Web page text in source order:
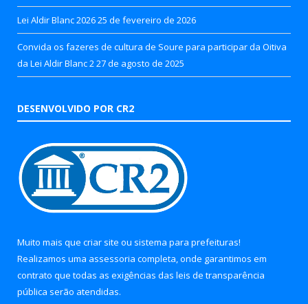
Lei Aldir Blanc 202625 de fevereiro de 2026
Convida os fazeres de cultura de Soure para participar da Oitiva
da Lei Aldir Blanc 2 27 de agosto de 2025
DESENVOLVIDO POR CR2
Muito mais que criar site ou sistema para prefeituras!
Realizamos uma assessoria completa, onde garantimos em
contrato que todas as exigências das leis de transparência
pública serão atendidas.